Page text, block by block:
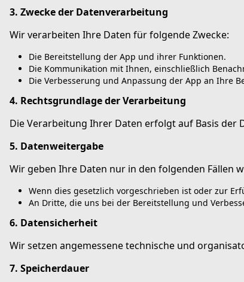
3. Zwecke der Datenverarbeitung
Wir verarbeiten Ihre Daten für folgende Zwecke:
Die Bereitstellung der App und ihrer Funktionen.
Die Kommunikation mit Ihnen, einschließlich
Die Verbesserung und Anpassung der App an Ihre
4. Rechtsgrundlage der Verarbeitung
Die Verarbeitung Ihrer Daten erfolgt auf Basis der
5. Datenweitergabe
Wir geben Ihre Daten nur in den folgenden Fällen
Wenn dies gesetzlich vorgeschrieben ist oder zur
An Dritte, die uns bei der Bereitstellung und
6. Datensicherheit
Wir setzen angemessene technische und
7. Speicherdauer